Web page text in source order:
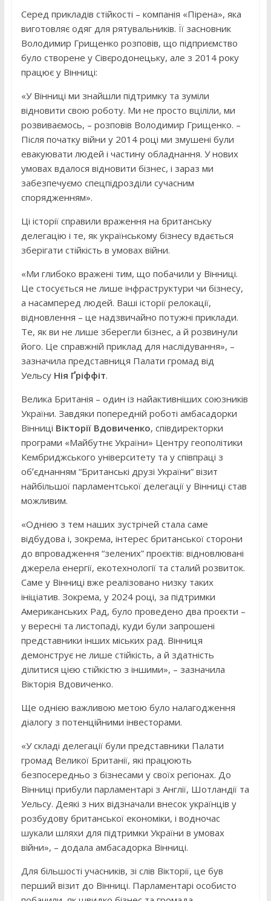
Серед прикладів стійкості – компанія «Пірена», яка
виготовляє одяг для рятувальників. Її засновник
Володимир Грищенко розповів, що підприємство
було створене у Сівєродонецьку, але з 2014 року
працює у Вінниці:
«У Вінниці ми знайшли підтримку та зуміли
відновити свою роботу. Ми не просто вціліли, ми
розвиваємось, – розповів Володимир Грищенко. –
Після початку війни у 2014 році ми змушені були
евакуювати людей і частину обладнання. У нових
умовах вдалося відновити бізнес, і зараз ми
забезпечуємо спецпідрозділи сучасним
спорядженням».
Ці історії справили враження на британську
делегацію і те, як українському бізнесу вдається
зберігати стійкість в умовах війни.
«Ми глибоко вражені тим, що побачили у Вінниці.
Це стосується не лише інфраструктури чи бізнесу,
а насамперед людей. Ваші історії релокації,
відновлення – це надзвичайно потужні приклади.
Те, як ви не лише зберегли бізнес, а й розвинули
його. Це справжній приклад для наслідування», –
зазначила представниця Палати громад від
Уельсу Нія Ґріффіт.
Велика Британія – один із найактивніших союзників
України. Завдяки попередній роботі амбасадорки
Вінниці Вікторії Вдовиченко, співдиректорки
програми «Майбутнє України» Центру геополітики
Кембриджського університету та у співпраці з
обʼєднанням “Британські друзі України” візит
найбільшої парламентської делегації у Вінниці став
можливим.
«Однією з тем наших зустрічей стала саме
відбудова і, зокрема, інтерес британської сторони
до впровадження “зелених” проєктів: відновлювані
джерела енергії, екотехнології та сталий розвиток.
Саме у Вінниці вже реалізовано низку таких
ініціатив. Зокрема, у 2024 році, за підтримки
Американських Рад, було проведено два проєкти –
у вересні та листопаді, куди були запрошені
представники інших міських рад. Вінниця
демонструє не лише стійкість, а й здатність
ділитися цією стійкістю з іншими», – зазначила
Вікторія Вдовиченко.
Ще однією важливою метою було налагодження
діалогу з потенційними інвесторами.
«У складі делегації були представники Палати
громад Великої Британії, які працюють
безпосередньо з бізнесами у своїх регіонах. До
Вінниці прибули парламентарі з Англії, Шотландії та
Уельсу. Деякі з них відзначали внесок українців у
розбудову британської економіки, і водночас
шукали шляхи для підтримки України в умовах
війни», – додала амбасадорка Вінниці.
Для більшості учасників, зі слів Вікторії, це був
перший візит до Вінниці. Парламентарі особисто